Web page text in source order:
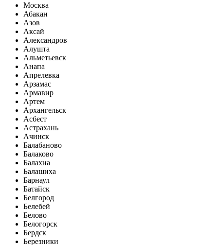
Москва
Абакан
Азов
Аксай
Александров
Алушта
Альметьевск
Анапа
Апрелевка
Арзамас
Армавир
Артем
Архангельск
Асбест
Астрахань
Ачинск
Балабаново
Балаково
Балахна
Балашиха
Барнаул
Батайск
Белгород
Белебей
Белово
Белогорск
Бердск
Березники